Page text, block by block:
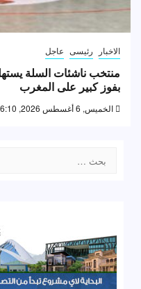
الاخبار رئيسى عاجل
منتخب ناشئات السلة
بفوز كبير على المغرب
الخميس, 6 أغسطس 2026, 6:10 م
عن: